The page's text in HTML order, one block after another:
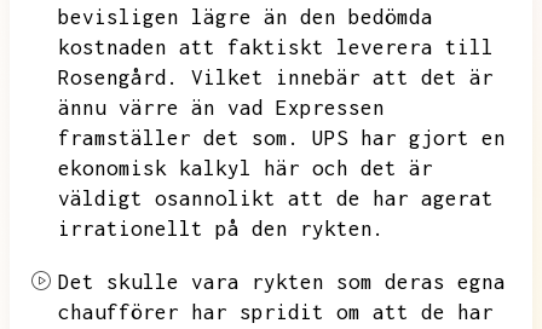
bevisligen lägre än den bedömda
kostnaden att faktiskt leverera till
Rosengård.
Vilket innebär att det är
ännu värre än vad Expressen
framställer det som.
UPS har gjort en
ekonomisk kalkyl här och det är
väldigt osannolikt att de har agerat
irrationellt på den rykten.
Det skulle vara rykten som deras egna
chaufförer har spridit om att de har